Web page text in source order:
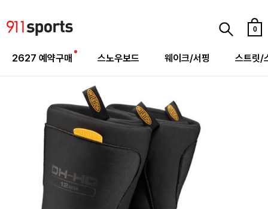
0
2627 예약구매 스노우보드 웨이크/서핑 스트릿/